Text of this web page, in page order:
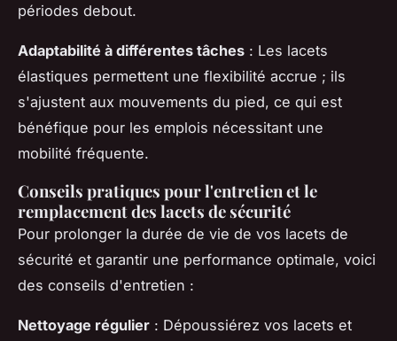
périodes debout.
Adaptabilité à différentes tâches : Les lacets
élastiques permettent une flexibilité accrue ; ils
s'ajustent aux mouvements du pied, ce qui est
bénéfique pour les emplois nécessitant une
mobilité fréquente.
Conseils pratiques pour l'entretien et le
remplacement des lacets de sécurité
Pour prolonger la durée de vie de vos lacets de
sécurité et garantir une performance optimale, voici
des conseils d'entretien :
Nettoyage régulier : Dépoussiérez vos lacets et